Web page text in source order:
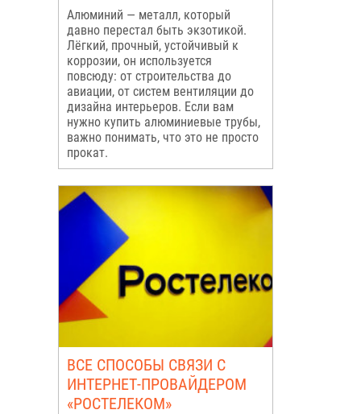
Алюминий — металл, который
давно перестал быть экзотикой.
Лёгкий, прочный, устойчивый к
коррозии, он используется
повсюду: от строительства до
авиации, от систем вентиляции до
дизайна интерьеров. Если вам
нужно купить алюминиевые трубы,
важно понимать, что это не просто
прокат.
ВСЕ СПОСОБЫ СВЯЗИ С
ИНТЕРНЕТ-ПРОВАЙДЕРОМ
«РОСТЕЛЕКОМ»